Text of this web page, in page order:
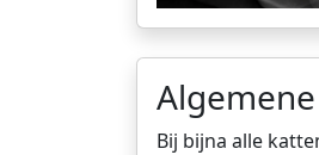
Bij bijna alle